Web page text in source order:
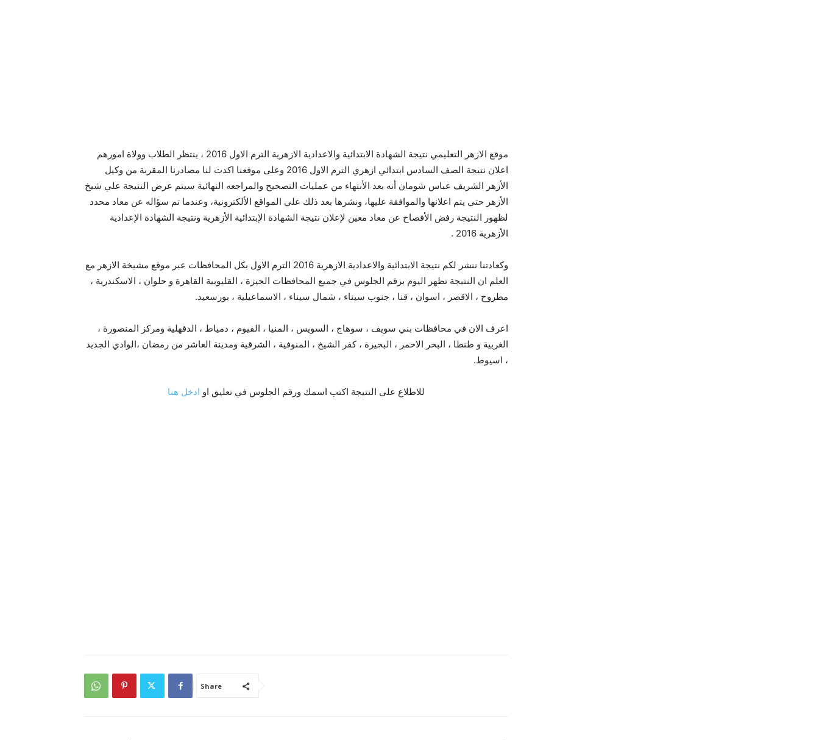
موقع الازهر التعليمي نتيجة الشهادة الابتدائية والاعدادية الازهرية الترم الاول 2016 ، ينتظر الطلاب وولاة امورهم
اعلان نتيجة الصف السادس ابتدائي ازهري الترم الاول 2016 وعلى موقعنا اكدت لنا مصادرنا المقربة من وكيل
الأزهر الشريف عباس شومان أنه بعد الأنتهاء من عمليات التصحيح والمراجعه النهائية سيتم عرض النتيجة علي شيخ
الأزهر حتي يتم اعلانها والموافقة عليها، ونشرها بعد ذلك علي المواقع الألكترونية، وعندما تم سؤاله عن معاد محدد
لظهور النتيجة رفض الأفصاح عن معاد معين لإعلان نتيجة الشهادة الإبتدائية الأزهرية ونتيجة الشهادة الإعدادية
الأزهرية 2016 .
وكعادتنا ننشر لكم نتيجة الابتدائية والاعدادية الازهرية 2016 الترم الاول بكل المحافظات عبر موقع مشيخة الازهر مع
العلم ان النتيجة تظهر اليوم برقم الجلوس في جميع المحافظات الجيزة ، القليوبية القاهرة و حلوان ، الاسكندرية ،
مطروح ، الاقصر ، اسوان ، قنا ، جنوب سيناء ، شمال سيناء ، الاسماعيلية ، بورسعيد.
اعرف الان في محافظات بني سويف ، سوهاج ، السويس ، المنيا ، الفيوم ، دمياط ، الدقهلية ومركز المنصورة ،
الغربية و طنطا ، البحر الاحمر ، البحيرة ، كفر الشيخ ، المنوفية ، الشرقية ومدينة العاشر من رمضان ،الوادي الجديد
، اسيوط.
للاطلاع على النتيجة اكتب اسمك ورقم الجلوس في تعليق او ادخل هنا
Share